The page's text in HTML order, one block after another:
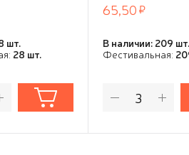
шт.
28 шт.
65,50
В наличии: 209 шт.
Фестивальная: